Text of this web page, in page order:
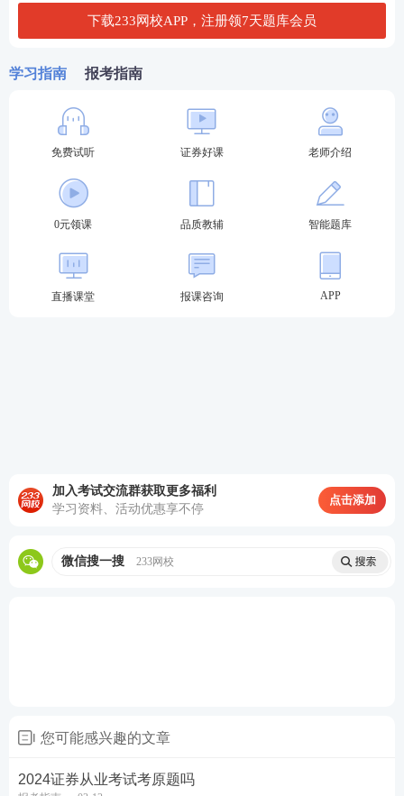
正确答案，多选、错选或不选均不得分。
意的正确答案，多选、少选、错选、不选均不得分。
三、判断题(每题1分，共20题，共20分)
请判断每小题的表述是否正确，认为表述正确的选√;
认为表述错误的选×。
四、综合题(每题1分，共20题，共20分)
判断题 20个 20分
说明：
专项业务水平评价测试采取闭卷机考形式， 题型为客
题量均为120题，测试时间为180分钟，试卷正确率达
下载233网校APP，注册领7天题库会员
学习指南 报考指南
免费试听 证券好课 老师介绍
0元领课 品质教辅 智能题库
直播课堂 报课咨询 APP
加入考试交流群获取更多福利
学习资料、活动优惠享不停
点击添加
微信搜一搜 233网校
您可能感兴趣的文章
2024证券从业考试考原题吗